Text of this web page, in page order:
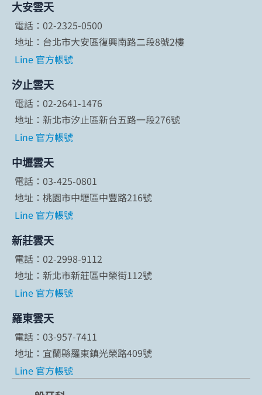
大安雲天
電話：02-2325-0500
地址：台北市大安區復興南路二段8號2樓
Line 官方帳號
汐止雲天
電話：02-2641-1476
地址：新北市汐止區新台五路一段276號
Line 官方帳號
中壢雲天
電話：03-425-0801
地址：桃園市中壢區中豐路216號
Line 官方帳號
新莊雲天
電話：02-2998-9112
地址：新北市新莊區中榮街112號
Line 官方帳號
羅東雲天
電話：03-957-7411
地址：宜蘭縣羅東鎮光榮路409號
Line 官方帳號